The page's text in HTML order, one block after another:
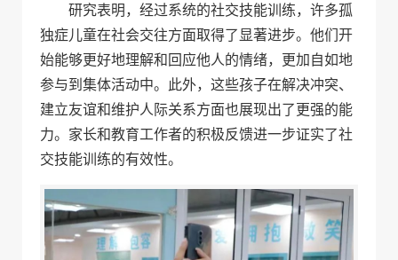
研究表明，经过系统的社交技能训练，许多孤
独症儿童在社会交往方面取得了显著进步。他们开
始能够更好地理解和回应他人的情绪，更加自如地
参与到集体活动中。此外，这些孩子在解决冲突、
建立友谊和维护人际关系方面也展现出了更强的能
力。家长和教育工作者的积极反馈进一步证实了社
交技能训练的有效性。